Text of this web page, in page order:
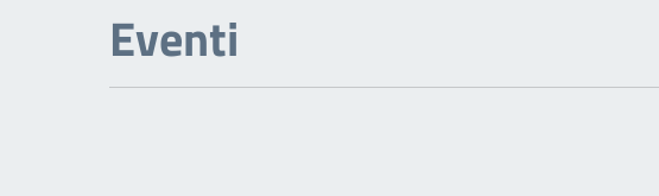
Eventi